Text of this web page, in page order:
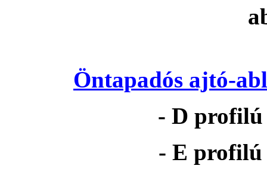
Öntapadós ajtó-
- D profilú
- E profilú